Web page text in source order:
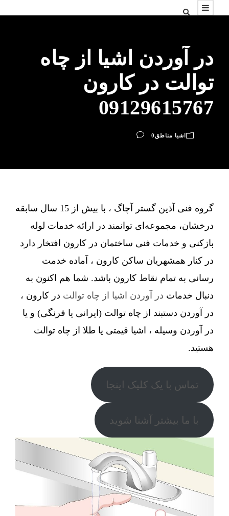
در آوردن اشیا از چاه
توالت در کارون
09129615767
اشیا مناطق 0
گروه فنی آذین گستر آچاگ ، با بیش از 15 سال سابقه
درخشان، مجموعه‌ای توانمند در ارائه خدمات لوله
بازکنی و خدمات فنی ساختمان در کارون افتخار دارد
در کنار همشهریان ساکن کارون ، آماده خدمت
رسانی به تمام نقاط کارون باشد. شما هم اکنون به
دنبال خدمات در آوردن اشیا از چاه توالت در کارون ،
در آوردن دستبند از چاه توالت (ایرانی یا فرنگی) و یا
در آوردن وسیله ، اشیا قیمتی یا طلا از چاه توالت
هستید.
تماس با یک کلیک اینجا
با ما بیشتر آشنا شوید